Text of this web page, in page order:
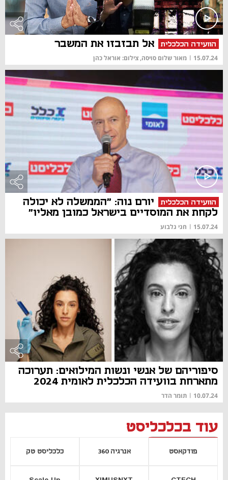
הוועידה הכלכלית אל תבזבזו את המשבר
15.07.24
| מאור שלום סויסה, צילום: אוראל כהן
הוועידה הכלכלית
יורם נוה: "הממשלה לא יכולה
לקחת את המוסדיים בישראל כמובן מאליו"
15.07.24
| חגי גלבוע
סיפוריהם של אנשי ונשות המילואים: תערוכה
מתארחת בוועידה הכלכלית לאומית 2024
10.07.24
| תומר הדר
עוד בכלכליסט
פודקאסט אנרגיה 360 כלכליסט טק